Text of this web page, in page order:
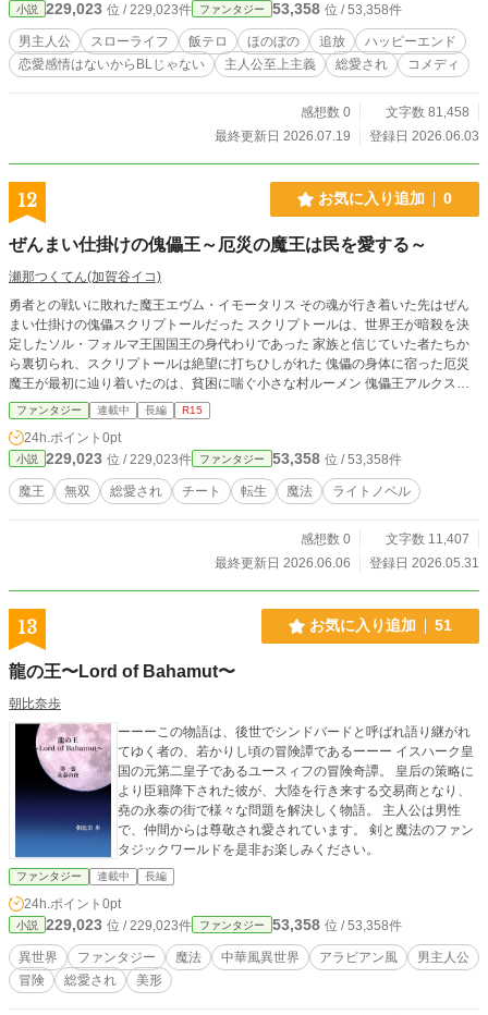
小説 229,023 位 / 229,023件 ファンタジー 53,358 位 / 53,358件
男主人公 スローライフ 飯テロ ほのぼの 追放
ハッピーエンド
恋愛感情はないからBLじゃない
主人公至上主義 総愛され コメディ
感想数 0
文字数 81,458
最終更新日 2026.07.19
登録日 2026.06.03
12 お気に入り追加 0
ぜんまい仕掛けの傀儡王～厄災の魔王は民を愛する～
瀬那つくてん(加賀谷イコ)
勇者との戦いに敗れた魔王エヴム・イモータリス その魂が行き着いた先はぜん
まい仕掛けの傀儡スクリプトールだった スクリプトールは、世界王が暗殺を決
定したソル・フォルマ王国国王の身代わりであった 家族と信じていた者たちか
ら裏切られ、スクリプトールは絶望に打ちひしがれた 傀儡の身体に宿った厄災
魔王が最初に辿り着いたのは、貧困に喘ぐ小さな村ルーメン 傀儡王アルクスは
ルーメンの王となり、スクリプトールの恨みを晴らすため、ソル・フォルマ王国
を打ち負かす魔王国建設を開始する アルクスが配下として選んだ人間は、ただ
「少し魔法が使える人間」のホープ、ウォーカー、イヴ、マーク、ハンター 始
まりの5人とともに、ぜんまい仕掛けの傀儡王の快進撃が始まる ＊小説家になろ
う、カクヨムにも掲載中
ファンタジー 連載中 長編 R15
24h.ポイント 0pt
小説 229,023 位 / 229,023件 ファンタジー 53,358 位 / 53,358件
魔王 無双 総愛され チート 転生 魔法 ライトノベル
感想数 0
文字数 11,407
最終更新日 2026.06.06
登録日 2026.05.31
13 お気に入り追加 51
龍の王〜Lord of Bahamut〜
朝比奈歩
ーーーこの物語は、後世でシンドバードと呼ばれ語り継がれ
てゆく者の、若かりし頃の冒険譚であるーーー イスハーク皇
国の元第二皇子であるユースィフの冒険奇譚。 皇后の策略に
より臣籍降下された彼が、大陸を行き来する交易商となり、
堯の永泰の街で様々な問題を解決しく物語。 主人公は男性
で、仲間からは尊敬され愛されています。 剣と魔法のファン
タジックワールドを是非お楽しみください。
ファンタジー 連載中 長編
24h.ポイント 0pt
小説 229,023 位 / 229,023件 ファンタジー 53,358 位 / 53,358件
異世界 ファンタジー 魔法 中華風異世界 アラビアン風
男主人公
冒険
総愛され 美形